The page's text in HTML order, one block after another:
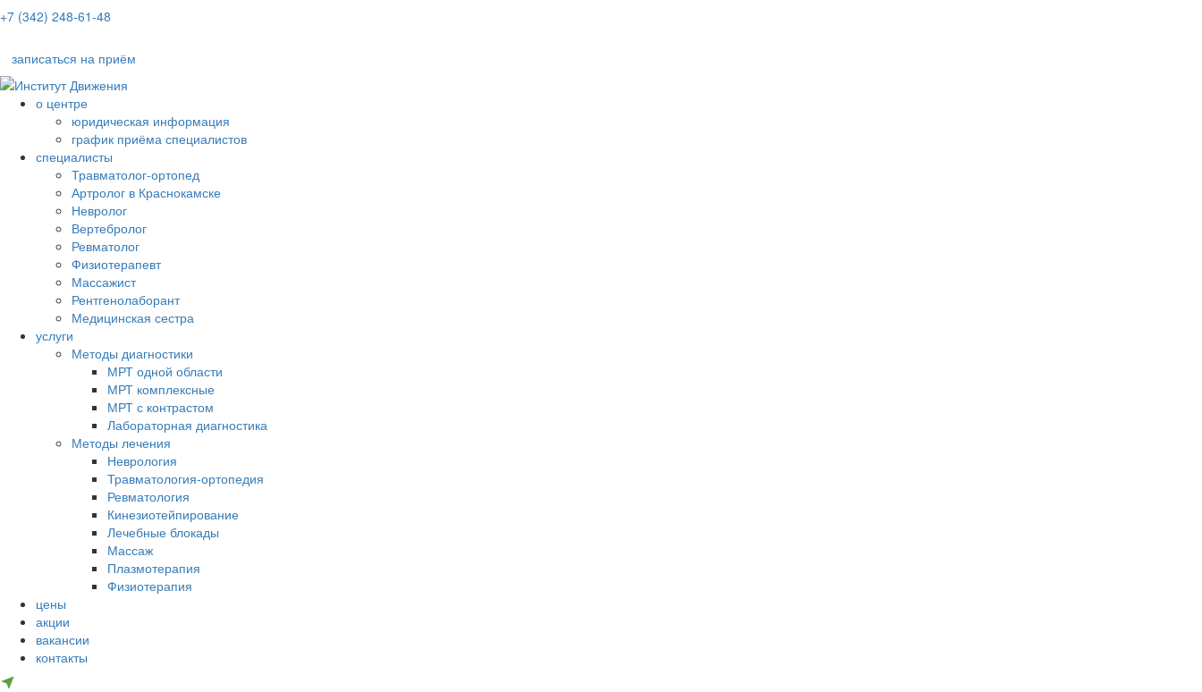
+7 (342) 248-61-48
записаться на приём
о центре
юридическая информация
график приёма специалистов
специалисты
Травматолог-ортопед
Артролог в Краснокамске
Невролог
Вертебролог
Ревматолог
Физиотерапевт
Массажист
Рентгенолаборант
Медицинская сестра
услуги
Методы диагностики
МРТ одной области
МРТ комплексные
МРТ с контрастом
Лабораторная диагностика
Методы лечения
Неврология
Травматология-ортопедия
Ревматология
Кинезиотейпирование
Лечебные блокады
Массаж
Плазмотерапия
Физиотерапия
цены
акции
вакансии
контакты